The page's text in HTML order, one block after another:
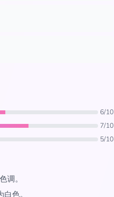
6/10
7/10
5/10
调。
色。